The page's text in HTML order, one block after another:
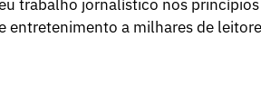
trabalho jornalístico nos princípios
entretenimento a milhares de